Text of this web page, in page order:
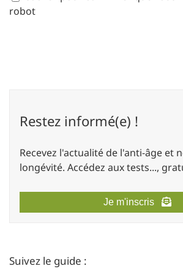
robot
Restez informé(e) !
Recevez l'actualité de l'anti-âge et
longévité. Accédez aux tests...,
Je m'inscris
Suivez le guide :